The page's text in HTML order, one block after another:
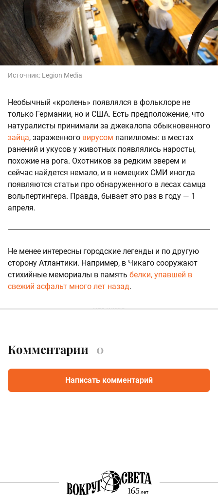
Источник: Legion Media
Необычный «кролень» появлялся в фольклоре не
только Германии, но и США. Есть предположение, что
натуралисты принимали за джекалопа обыкновенного
зайца, зараженного вирусом папилломы: в местах
ранений и укусов у животных появлялись наросты,
похожие на рога. Охотников за редким зверем и
сейчас найдется немало, и в немецких СМИ иногда
появляются статьи про обнаруженного в лесах самца
вольпертингера. Правда, бывает это раз в году — 1
апреля.
Не менее интересны городские легенды и по другую
сторону Атлантики. Например, в Чикаго сооружают
стихийные мемориалы в память белки, упавшей в
свежий асфальт много лет назад.
Комментарии 0
Написать комментарий